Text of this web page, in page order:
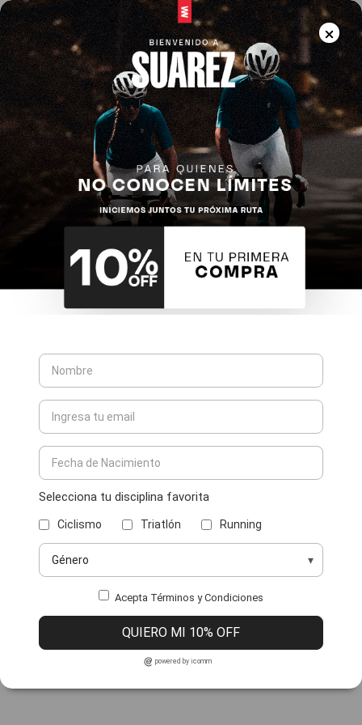
Selecciona tu disciplina favorita
Ciclismo Triatlón Running
Acepta Términos y Condiciones
QUIERO MI 10% OFF
powered by icomm